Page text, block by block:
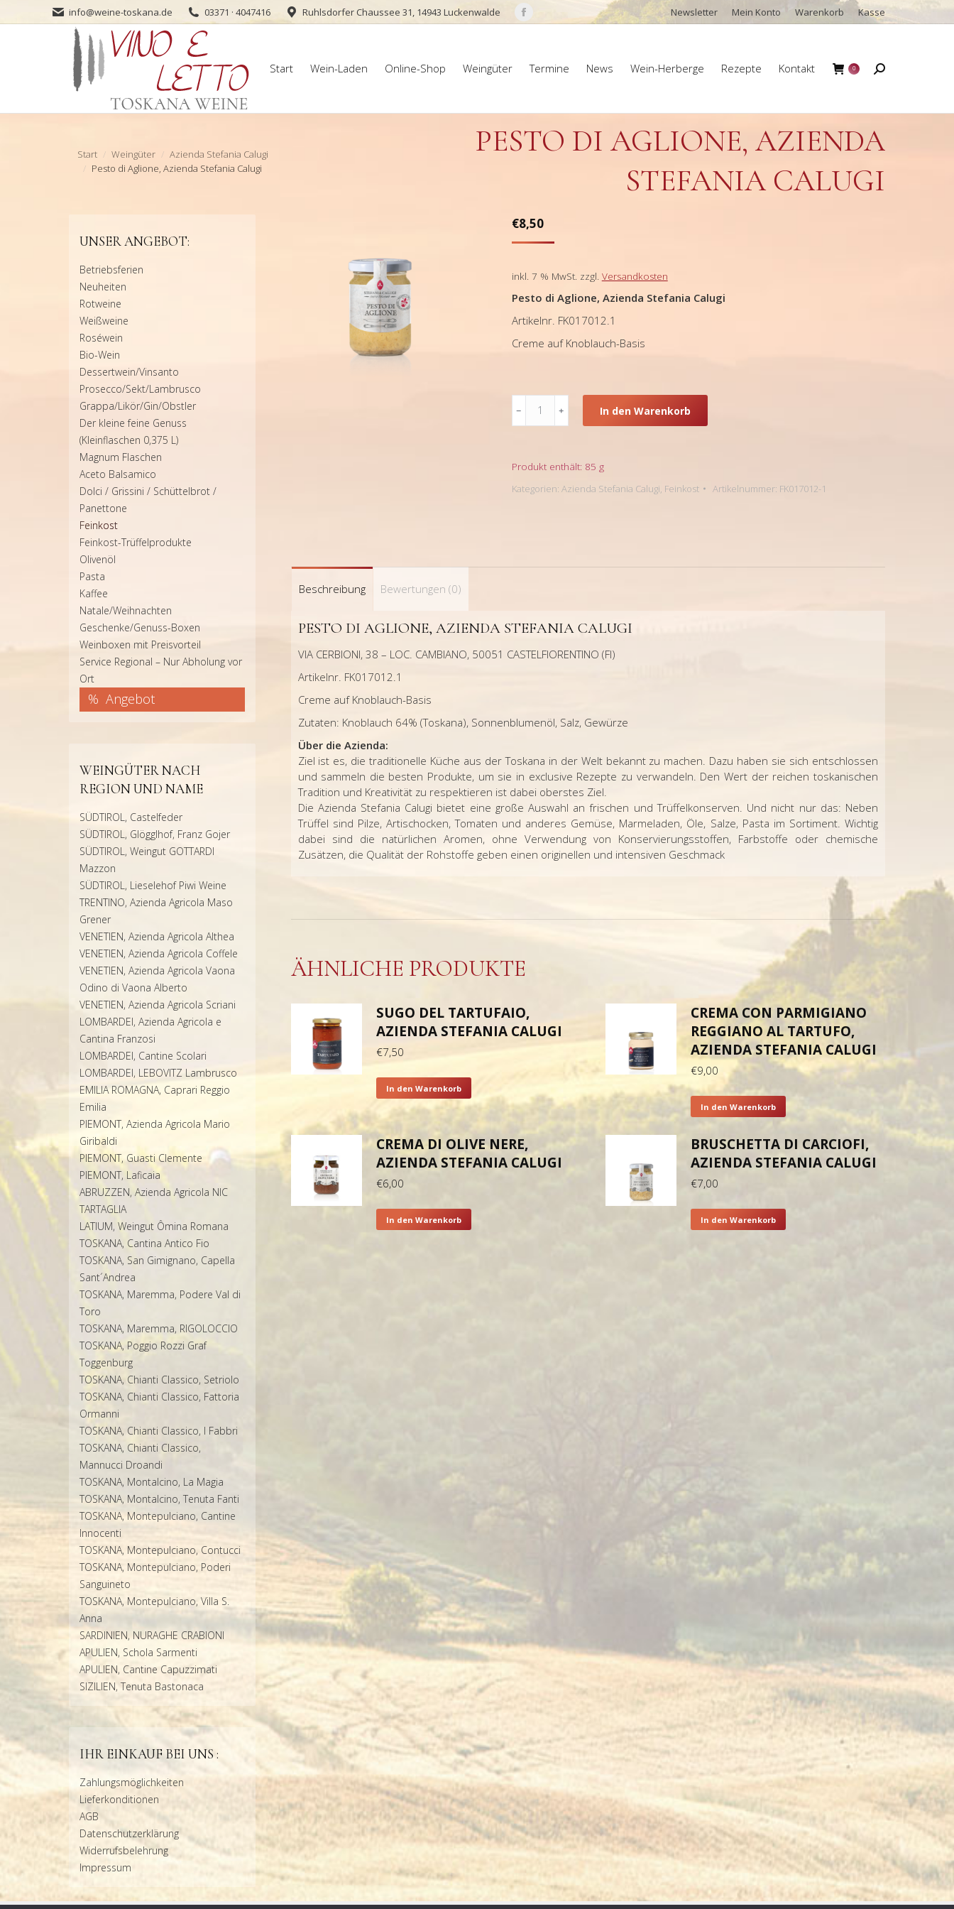
info@weine-toskana.de 03371 · 4047416 Ruhlsdorfer Chaussee 31, 14943 Luckenwalde
Facebook
window
Newsletter Mein Konto Warenkorb Kasse
Start Wein-Laden Online-Shop Weingüter Termine News Wein-Herberge Rezepte Kontakt 0 Search:
Sie befinden sich hier:
Start Weingüter
Azienda Stefania Calugi
Pesto di Aglione, Azienda Stefania Calugi
PESTO DI AGLIONE, AZIENDA
STEFANIA CALUGI
€8,50
inkl. 7 % MwSt. zzgl. Versandkosten
Pesto di Aglione, Azienda Stefania Calugi
Artikelnr. FK017012.1
Creme auf Knoblauch-Basis
Stefania
Menge
In den Warenkorb
Produkt enthält: 85 g
Kategorien: Azienda Stefania Calugi, Feinkost Artikelnummer: FK017012-1
Beschreibung Bewertungen (0)
PESTO DI AGLIONE, AZIENDA STEFANIA CALUGI
VIA CERBIONI, 38 – LOC. CAMBIANO, 50051 CASTELFIORENTINO (FI)
Artikelnr. FK017012.1
Creme auf Knoblauch-Basis
Zutaten: Knoblauch 64% (Toskana), Sonnenblumenöl, Salz, Gewürze
Über die Azienda:
Ziel ist es, die traditionelle Küche aus der Toskana in der Welt bekannt zu machen. Dazu haben sie sich entschlossen
und sammeln die besten Produkte, um sie in exclusive Rezepte zu verwandeln. Den Wert der reichen toskanischen
Tradition und Kreativität zu respektieren ist dabei oberstes Ziel.
Die Azienda Stefania Calugi bietet eine große Auswahl an frischen und Trüffelkonserven. Und nicht nur das: Neben
Trüffel sind Pilze, Artischocken, Tomaten und anderes Gemüse, Marmeladen, Öle, Salze, Pasta im Sortiment. Wichtig
dabei sind die natürlichen Aromen, ohne Verwendung von Konservierungsstoffen, Farbstoffe oder chemische
Zusätzen, die Qualität der Rohstoffe geben einen originellen und intensiven Geschmack
ÄHNLICHE PRODUKTE
SUGO DEL TARTUFAIO,
AZIENDA STEFANIA CALUGI
€7,50
In den Warenkorb
CREMA CON PARMIGIANO
REGGIANO AL TARTUFO,
AZIENDA STEFANIA CALUGI
€9,00
In den Warenkorb
CREMA DI OLIVE NERE,
AZIENDA STEFANIA CALUGI
€6,00
In den Warenkorb
BRUSCHETTA DI CARCIOFI,
AZIENDA STEFANIA CALUGI
€7,00
In den Warenkorb
UNSER ANGEBOT:
Betriebsferien
Neuheiten
Rotweine
Weißweine
Roséwein
Bio-Wein
Dessertwein/Vinsanto
Prosecco/Sekt/Lambrusco
Grappa/Likör/Gin/Obstler
Der kleine feine Genuss
(Kleinflaschen 0,375 L)
Magnum Flaschen
Aceto Balsamico
Dolci / Grissini / Schüttelbrot /
Panettone
Feinkost
Feinkost-Trüffelprodukte
Olivenöl
Pasta
Kaffee
Natale/Weihnachten
Geschenke/Genuss-Boxen
Weinboxen mit Preisvorteil
Service Regional – Nur Abholung vor
Ort
Angebot
WEINGÜTER NACH
REGION UND NAME
SÜDTIROL, Castelfeder
SÜDTIROL, Glögglhof, Franz Gojer
SÜDTIROL, Weingut GOTTARDI
Mazzon
SÜDTIROL, Lieselehof Piwi Weine
TRENTINO, Azienda Agricola Maso
Grener
VENETIEN, Azienda Agricola Althea
VENETIEN, Azienda Agricola Coffele
VENETIEN, Azienda Agricola Vaona
Odino di Vaona Alberto
VENETIEN, Azienda Agricola Scriani
LOMBARDEI, Azienda Agricola e
Cantina Franzosi
LOMBARDEI, Cantine Scolari
LOMBARDEI, LEBOVITZ Lambrusco
EMILIA ROMAGNA, Caprari Reggio
Emilia
PIEMONT, Azienda Agricola Mario
Giribaldi
PIEMONT, Guasti Clemente
PIEMONT, Laficaia
ABRUZZEN, Azienda Agricola NIC
TARTAGLIA
LATIUM, Weingut Ômina Romana
TOSKANA, Cantina Antico Fio
TOSKANA, San Gimignano, Capella
Sant´Andrea
TOSKANA, Maremma, Podere Val di
Toro
TOSKANA, Maremma, RIGOLOCCIO
TOSKANA, Poggio Rozzi Graf
Toggenburg
TOSKANA, Chianti Classico, Setriolo
TOSKANA, Chianti Classico, Fattoria
Ormanni
TOSKANA, Chianti Classico, I Fabbri
TOSKANA, Chianti Classico,
Mannucci Droandi
TOSKANA, Montalcino, La Magia
TOSKANA, Montalcino, Tenuta Fanti
TOSKANA, Montepulciano, Cantine
Innocenti
TOSKANA, Montepulciano, Contucci
TOSKANA, Montepulciano, Poderi
Sanguineto
TOSKANA, Montepulciano, Villa S.
Anna
SARDINIEN, NURAGHE CRABIONI
APULIEN, Schola Sarmenti
APULIEN, Cantine Capuzzimati
SIZILIEN, Tenuta Bastonaca
IHR EINKAUF BEI UNS :
Zahlungsmöglichkeiten
Lieferkonditionen
AGB
Datenschutzerklärung
Widerrufsbelehrung
Impressum